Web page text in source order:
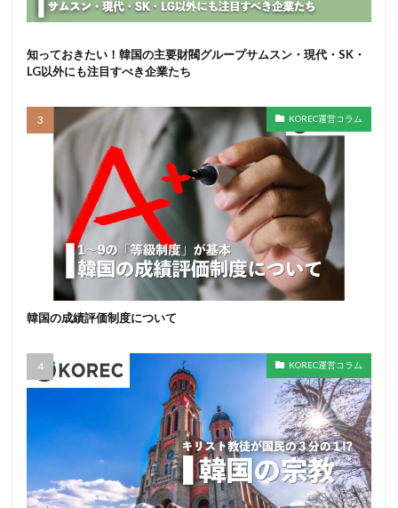
知っておきたい！韓国の主要財閥グループサムスン・現代・SK・
LG以外にも注目すべき企業たち
KOREC運営コラム
韓国の成績評価制度について
KOREC運営コラム